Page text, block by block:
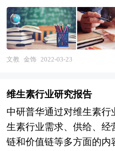
局、竞争组群、竞争因
户分析、替代品和互补
素、行业渠道分析、行
行业偿债能力、行业营运
等。报告研究框架全面、
正、系统，真实准确地
发展现状和未来发展趋势
研普华咨询公司领衔撰写
文教 金饰 2022-03-23
维生素行业研究报告
中研普华通过对维生素
生素行业需求、供给、经
链和价值链等多方面的内